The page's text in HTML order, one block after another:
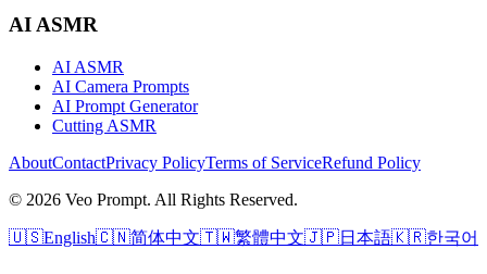
AI ASMR
AI ASMR
AI Camera Prompts
AI Prompt Generator
Cutting ASMR
AboutContactPrivacy PolicyTerms of ServiceRefund Policy
© 2026 Veo Prompt. All Rights Reserved.
🇺🇸English🇨🇳简体中文🇹🇼繁體中文🇯🇵日本語🇰🇷한국어